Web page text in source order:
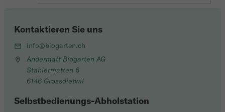
Kontaktieren Sie uns
info@biogarten.ch
Andermatt Biogarten AG
Stahlermatten 6
6146 Grossdietwil
Selbstbedienungs-Abholstation